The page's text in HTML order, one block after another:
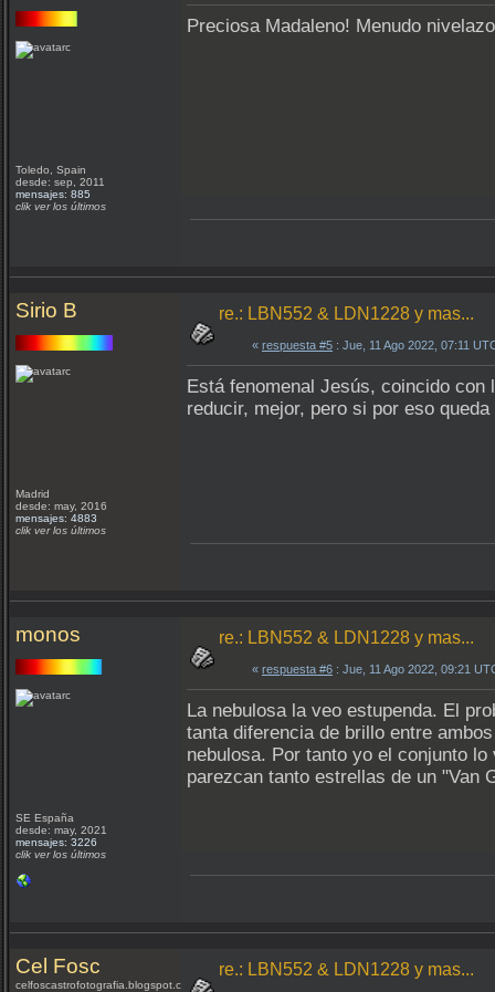
Toledo, Spain
desde: sep, 2011
mensajes: 885
clik ver los últimos
Preciosa Madaleno! Menudo
Sirio B
Madrid
desde: may, 2016
mensajes: 4883
clik ver los últimos
re.: LBN552 & LDN1228 y mas...
« respuesta #5 : Jue, 11 Ago 2022, 07:11
Está fenomenal Jesús, coincido
reducir, mejor, pero si por eso
monos
SE España
desde: may, 2021
mensajes: 3226
clik ver los últimos
re.: LBN552 & LDN1228 y mas...
« respuesta #6 : Jue, 11 Ago 2022, 09:21
La nebulosa la veo estupenda. El
tanta diferencia de brillo entre
nebulosa. Por tanto yo el conjunto
parezcan tanto estrellas de un "Van
Cel Fosc
celfoscastrofotografia.blogspot.com
re.: LBN552 & LDN1228 y mas...